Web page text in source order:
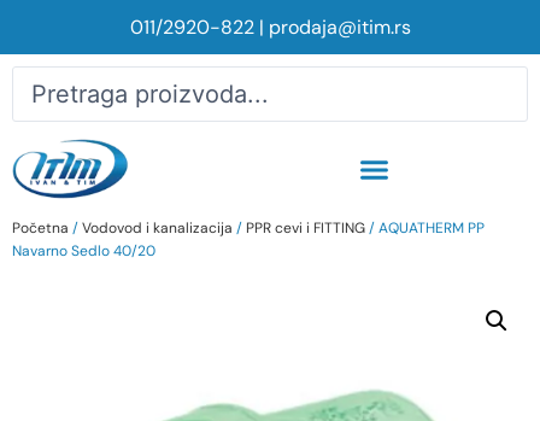
011/2920-822| prodaja@itim.rs
Početna /Vodovod i kanalizacija / PPR cevi i FITTING/ AQUATHERM PP
Navarno Sedlo 40/20